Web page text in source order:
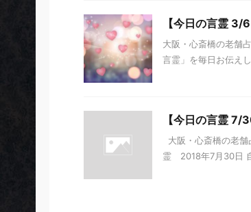
【今日の言霊 3/
大阪・心斎橋の老舗
言霊」を毎日お伝え
【今日の言霊 7/
大阪・心斎橋の老
霊 2018年7月30日